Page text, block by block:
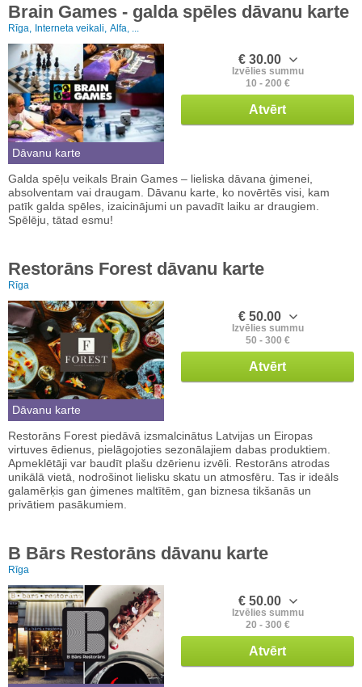
Brain Games - galda spēles dāvanu karte
Rīga, Interneta veikali, Alfa, ...
Dāvanu karte
€ 30.00
Izvēlies summu
10 - 200 €
Atvērt
Galda spēļu veikals Brain Games – lieliska dāvana ģimenei,
absolventam vai draugam. Dāvanu karte, ko novērtēs visi, kam
patīk galda spēles, izaicinājumi un pavadīt laiku ar draugiem.
Spēlēju, tātad esmu!
Restorāns Forest dāvanu karte
Rīga
Dāvanu karte
€ 50.00
Izvēlies summu
50 - 300 €
Atvērt
Restorāns Forest piedāvā izsmalcinātus Latvijas un Eiropas
virtuves ēdienus, pielāgojoties sezonālajiem dabas produktiem.
Apmeklētāji var baudīt plašu dzērienu izvēli. Restorāns atrodas
unikālā vietā, nodrošinot lielisku skatu un atmosfēru. Tas ir ideāls
galamērķis gan ģimenes maltītēm, gan biznesa tikšanās un
privātiem pasākumiem.
B Bārs Restorāns dāvanu karte
Rīga
€ 50.00
Izvēlies summu
20 - 300 €
Atvērt